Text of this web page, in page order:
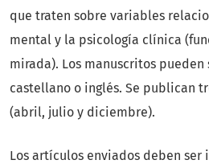
que traten sobre variables
mental y la psicología clínica
mirada). Los manuscritos pueden
castellano o inglés. Se publican
(abril, julio y diciembre).
Los artículos enviados deben ser